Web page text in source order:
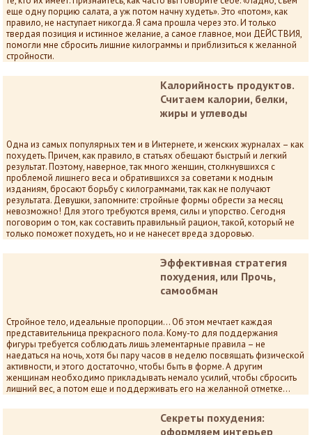
еще одну порцию салата, а уж потом начну худеть». Это «потом», как
правило, не наступает никогда. Я сама прошла через это. И только
твердая позиция и истинное желание, а самое главное, мои ДЕЙСТВИЯ,
помогли мне сбросить лишние килограммы и приблизиться к желанной
стройности.
Калорийность продуктов.
Считаем калории, белки,
жиры и углеводы
Одна из самых популярных тем и в Интернете, и женских журналах – как
похудеть. Причем, как правило, в статьях обещают быстрый и легкий
результат. Поэтому, наверное, так много женщин, столкнувшихся с
проблемой лишнего веса и обратившихся за советами к модным
изданиям, бросают борьбу с килограммами, так как не получают
результата. Девушки, запомните: стройные формы обрести за месяц
невозможно! Для этого требуются время, силы и упорство. Сегодня
поговорим о том, как составить правильный рацион, такой, который не
только поможет похудеть, но и не нанесет вреда здоровью.
Эффективная стратегия
похудения, или Прочь,
самообман
Стройное тело, идеальные пропорции… Об этом мечтает каждая
представительница прекрасного пола. Кому-то для поддержания
фигуры требуется соблюдать лишь элементарные правила – не
наедаться на ночь, хотя бы пару часов в неделю посвящать физической
активности, и этого достаточно, чтобы быть в форме. А другим
женщинам необходимо прикладывать немало усилий, чтобы сбросить
лишний вес, а потом еще и поддерживать его на желанной отметке…
Секреты похудения:
оформляем интерьер